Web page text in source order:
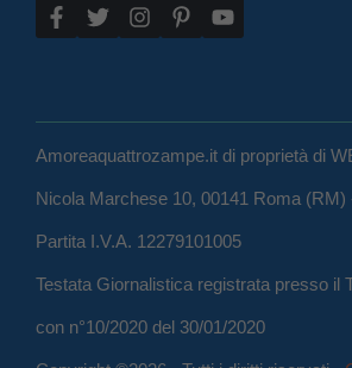
Amoreaquattrozampe.it di proprietà di
Nicola Marchese 10, 00141 Roma
Partita I.V.A. 12279101005
Testata Giornalistica registrata presso il
con n°10/2020 del 30/01/2020